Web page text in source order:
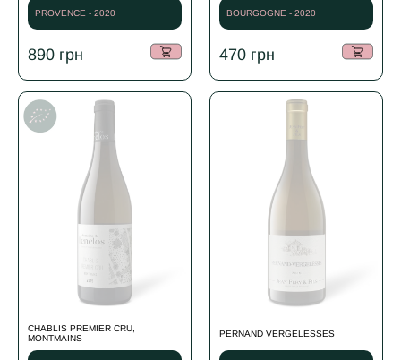
PROVENCE - 2020
890 грн
BOURGOGNE - 2020
470 грн
CHABLIS PREMIER CRU,
MONTMAINS
PERNAND VERGELESSES